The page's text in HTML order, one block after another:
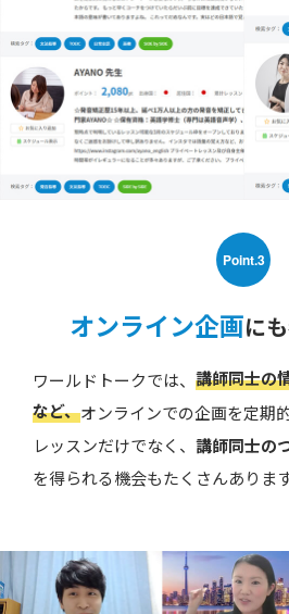
Point.3
オンライン企画に
ワールドトークでは、 講師同士の
など、オンラインでの企画を定期
レッスンだけでなく、 講師同士の
を得られる機会もたくさんあります